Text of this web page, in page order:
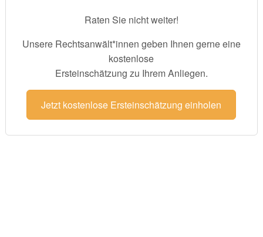
Raten Sie nicht weiter!
Unsere Rechtsanwält*innen geben Ihnen gerne eine
kostenlose
Ersteinschätzung zu Ihrem Anliegen.
Jetzt kostenlose Ersteinschätzung einholen